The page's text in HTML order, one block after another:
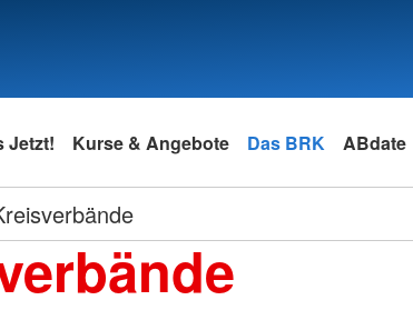
Jetzt! Kurse & Angebote Das BRK ABdate